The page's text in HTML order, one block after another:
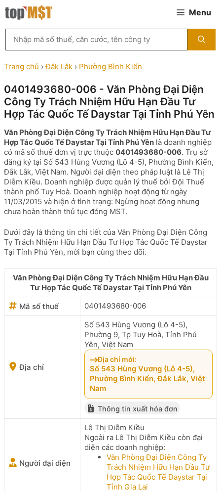
Chuyển
đến
Menu
kiếm
MST
theo
tên
ty,
người
đại
diện
hoặc
mã
số
thuế
...
Trang chủ ›Đắk Lắk › Phường Bình Kiến
0401493680-006 - Văn Phòng Đại Diện
Công Ty Trách Nhiệm Hữu Hạn Đầu Tư
Hợp Tác Quốc Tế Daystar Tại Tỉnh Phú Yên
Văn Phòng Đại Diện Công Ty Trách Nhiệm Hữu Hạn Đầu Tư
Hợp Tác Quốc Tế Daystar Tại Tỉnh Phú Yên là doanh nghiệp
có mã số thuế đơn vị trực thuộc 0401493680-006. Trụ sở
đăng ký tại Số 543 Hùng Vương (Lô 4-5), Phường Bình Kiến,
Đắk Lắk, Việt Nam. Người đại diện theo pháp luật là Lê Thị
Diễm Kiều. Doanh nghiệp được quản lý thuế bởi Đội Thuế
thành phố Tuy Hoà. Doanh nghiệp hoạt động từ ngày
11/03/2015 và hiện ở tình trạng: Ngừng hoạt động nhưng
chưa hoàn thành thủ tục đóng MST.
Dưới đây là thông tin chi tiết của Văn Phòng Đại Diện Công
Ty Trách Nhiệm Hữu Hạn Đầu Tư Hợp Tác Quốc Tế Daystar
Tại Tỉnh Phú Yên, mời bạn cùng theo dõi.
Văn Phòng Đại Diện Công Ty Trách Nhiệm Hữu Hạn Đầu
Tư Hợp Tác Quốc Tế Daystar Tại Tỉnh Phú Yên
Mã số thuế
0401493680-006
Địa chỉ
Số 543 Hùng Vương (Lô 4-5),
Phường 9, Tp Tuy Hoà, Tỉnh Phú
Yên, Việt Nam
Địa chỉ mới:
Số 543 Hùng Vương (Lô 4-5),
Phường Bình Kiến, Đắk Lắk, Việt
Nam
Thông tin xuất hóa đơn
Người đại diện
Lê Thị Diễm Kiều
Ngoài ra Lê Thị Diễm Kiều còn đại
diện các doanh nghiệp:
Văn Phòng Đại Diện Công Ty
Trách Nhiệm Hữu Hạn Đầu Tư
Hợp Tác Quốc Tế Daystar Tại
Tỉnh Gia Lai